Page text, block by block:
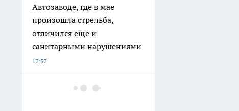
Автозаводе, где в мае
произошла стрельба,
отличился еще и
санитарными нарушениями
17:57
Буйного жителя Лыскова